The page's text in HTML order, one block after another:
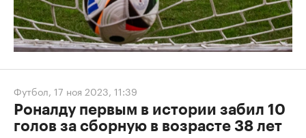
Футбол, 17 ноя 2023, 11:39
Роналду первым в истории забил 10
голов за сборную в возрасте 38 лет